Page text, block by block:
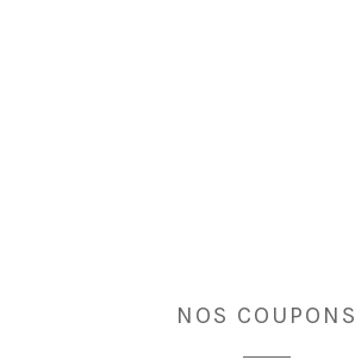
NOS COUPONS